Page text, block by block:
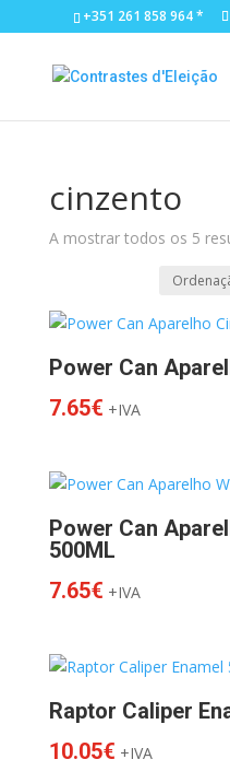
+351 261 858 964 *
cinzento
A mostrar todos os 5
Power Can
7.65€ +IVA
Power Can
500ML
7.65€ +IVA
Raptor Caliper
10.05€ +IVA